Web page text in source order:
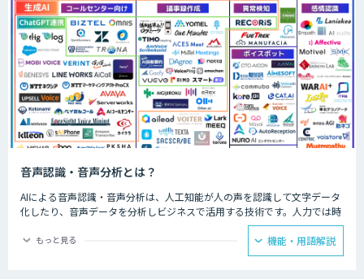
音声認識・音声分析とは？
AIによる音声認識・音声分析は、人工知能が人の声を認識して文字データ
化したり、音声データを分析しビジネスで活用する技術です。人力では時
間と労力がかかる議事録の文字起こしやお客様との通話データ分析などを
AIが代行してくれます。
もっと見る 機能・用語解説